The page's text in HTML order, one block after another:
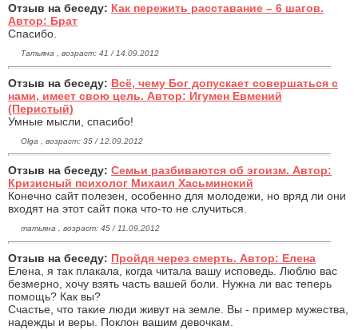
Отзыв на беседу: Как пережить расставание – 6 шагов.
Автор: Брат
Спасибо.
Татьяна , возраст: 41 / 14.09.2012
Отзыв на беседу: Всё, чему Бог допускает совершаться с
нами, имеет свою цель. Автор: Игумен Евмений
(Перистый)
Умные мысли, спасибо!
Olga , возраст: 35 / 12.09.2012
Отзыв на беседу: Семьи разбиваются об эгоизм. Автор:
Кризисный психолог Михаил Хасьминский
Конечно сайт полезен, особенно для молодежи, но вряд ли они
входят на этот сайт пока что-то не случиться.
татьяна , возраст: 45 / 11.09.2012
Отзыв на беседу: Пройдя через смерть. Автор: Елена
Елена, я так плакала, когда читала вашу исповедь. Люблю вас
безмерно, хочу взять часть вашей боли. Нужна ли вас теперь
помощь? Как вы?
Счастье, что такие люди живут на земле. Вы - пример мужества,
надежды и веры. Поклон вашим девочкам.